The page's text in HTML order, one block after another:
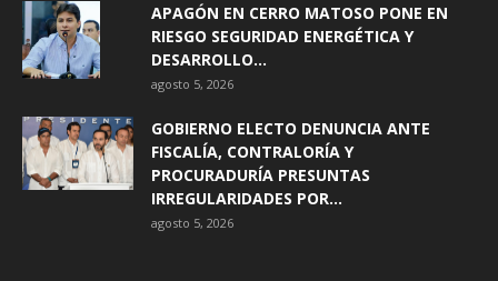
APAGÓN EN CERRO MATOSO PONE EN
RIESGO SEGURIDAD ENERGÉTICA Y
DESARROLLO...
agosto 5, 2026
GOBIERNO ELECTO DENUNCIA ANTE
FISCALÍA, CONTRALORÍA Y
PROCURADURÍA PRESUNTAS
IRREGULARIDADES POR...
agosto 5, 2026